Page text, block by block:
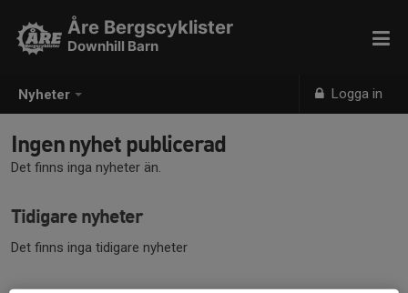
Nyheter Logga in
Åre Bergscyklister
Downhill Barn
Ingen nyhet publicerad
Det finns inga nyheter än.
Tidigare nyheter
Det finns inga tidigare nyheter